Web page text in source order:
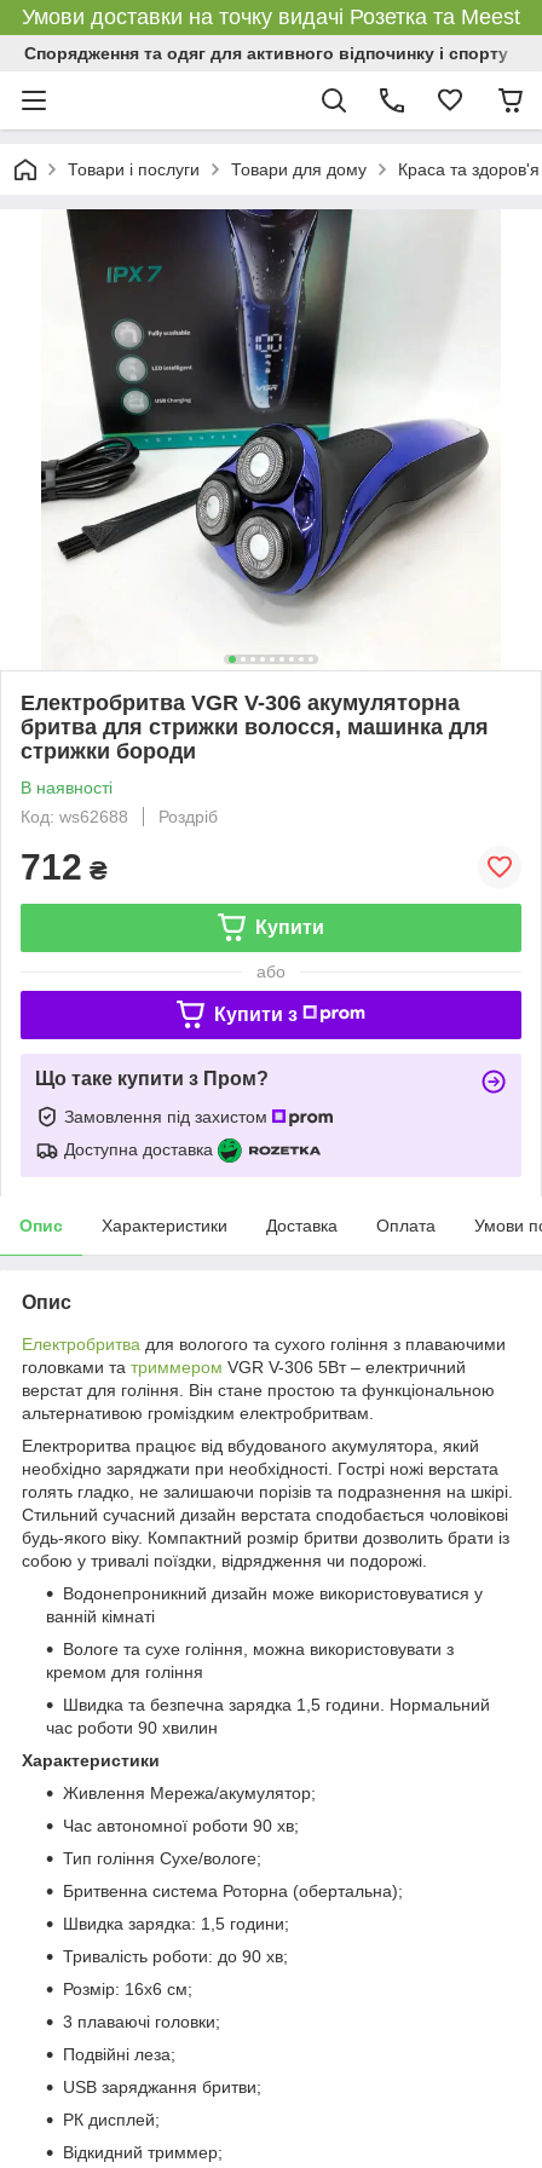
Умови доставки на точку видачі Розетка та Meest
Спорядження та одяг для активного відпочинку і спорту
Товари і послуги Товари для дому Краса та здоров'я
Електробритва VGR V-306 акумуляторна
бритва для стрижки волосся, машинка для
стрижки бороди
В наявності
Код: ws62688
Роздріб
712 ₴
Купити
або
Купити з
Що таке купити з Пром?
Замовлення під захистом
Доступна доставка
Опис Характеристики Доставка Оплата Умови
Опис
Електробритва для вологого та сухого гоління з плаваючими
головками та триммером VGR V-306 5Вт – електричний
верстат для гоління. Він стане простою та функціональною
альтернативою громіздким електробритвам.
Електроритва працює від вбудованого акумулятора, який
необхідно заряджати при необхідності. Гострі ножі верстата
голять гладко, не залишаючи порізів та подразнення на шкірі.
Стильний сучасний дизайн верстата сподобається чоловікові
будь-якого віку. Компактний розмір бритви дозволить брати із
собою у тривалі поїздки, відрядження чи подорожі.
Водонепроникний дизайн може використовуватися у
ванній кімнаті
Вологе та сухе гоління, можна використовувати з
кремом для гоління
Швидка та безпечна зарядка 1,5 години. Нормальний
час роботи 90 хвилин
Характеристики
Живлення Мережа/акумулятор;
Час автономної роботи 90 хв;
Тип гоління Сухе/вологе;
Бритвенна система Роторна (обертальна);
Швидка зарядка: 1,5 години;
Тривалість роботи: до 90 хв;
Розмір: 16х6 см;
3 плаваючі головки;
Подвійні леза;
USB заряджання бритви;
РК дисплей;
Відкидний триммер;